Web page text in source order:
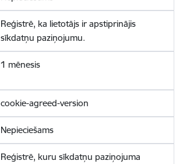
Reģistrē, ka lietotājs ir apstiprinājis
sīkdatņu paziņojumu.
1 mēnesis
cookie-agreed-version
Nepieciešams
Reģistrē, kuru sīkdatņu paziņojuma